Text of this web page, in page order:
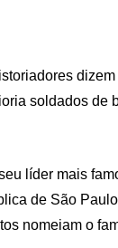
soldados
líder mais
de São
nomeiam o